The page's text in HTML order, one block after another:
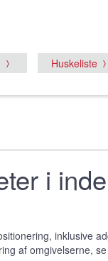
Huskeliste
i
inklusive
af omgivelserne, se